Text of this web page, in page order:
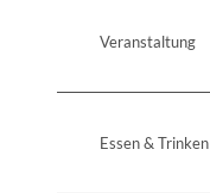
Veranstaltung
Essen & Trinken